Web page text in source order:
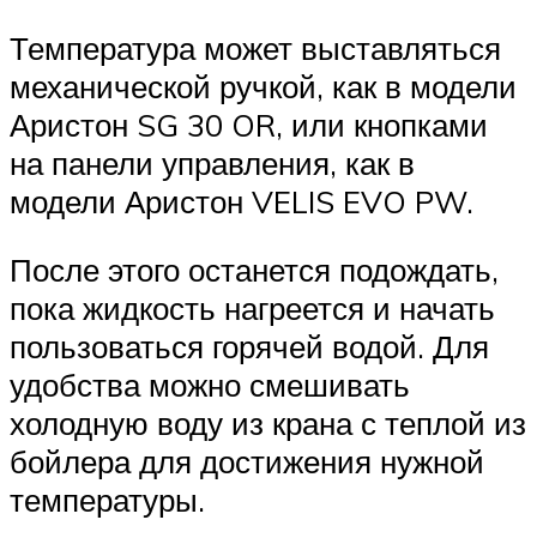
Температура может выставляться
механической ручкой, как в модели
Аристон SG 30 OR, или кнопками
на панели управления, как в
модели Аристон VELIS EVO PW.
После этого останется подождать,
пока жидкость нагреется и начать
пользоваться горячей водой. Для
удобства можно смешивать
холодную воду из крана с теплой из
бойлера для достижения нужной
температуры.